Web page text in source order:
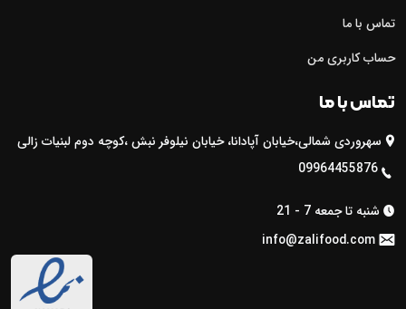
تماس با ما
حساب کاربری من
تماس با ما
 سهروردی شمالی،خیابان آپادانا، خیابان نیلوفر نبش ،کوچه دوم لبنیات زالی
09964455876 
 شنبه تا جمعه 7 - 21
info@zalifood.com 